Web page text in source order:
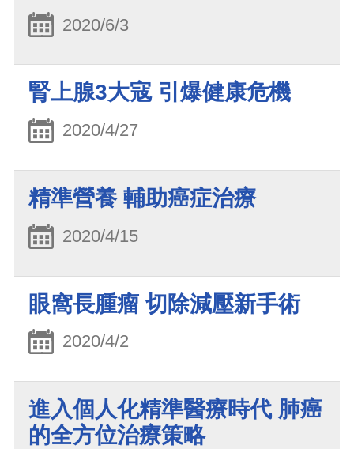
2020/6/3
腎上腺3大寇 引爆健康危機
2020/4/27
精準營養 輔助癌症治療
2020/4/15
眼窩長腫瘤 切除減壓新手術
2020/4/2
進入個人化精準醫療時代 肺癌
的全方位治療策略